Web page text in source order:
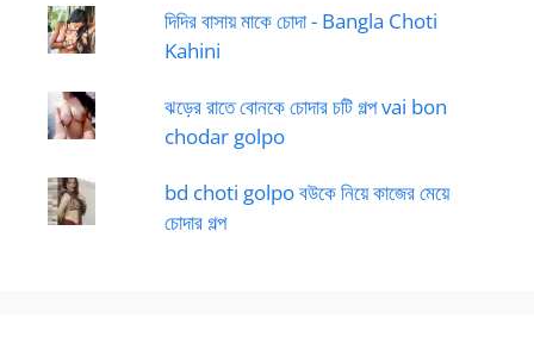
দিদির বাসায় মাকে চোদা - Bangla Choti
Kahini
ঝড়ের রাতে বোনকে চোদার চটি গল্প vai bon
chodar golpo
bd choti golpo বউকে নিয়ে কাজের মেয়ে
চোদার গল্প